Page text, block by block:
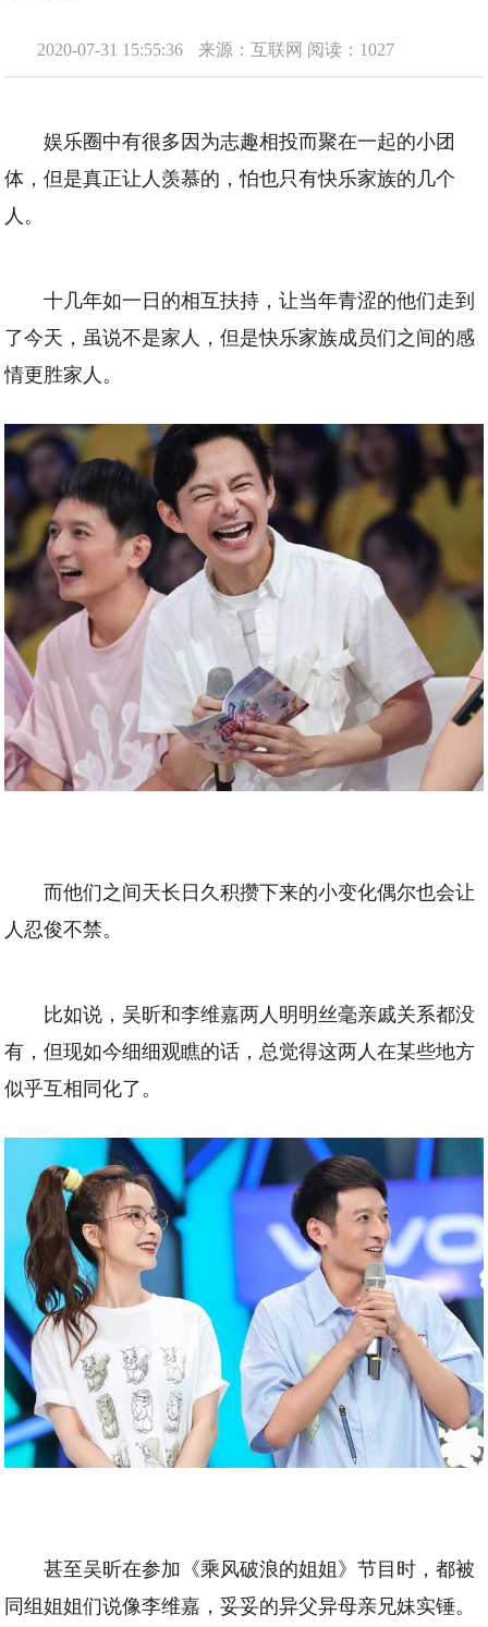
2020-07-31 15:55:36 来源：互联网 阅读：1027
娱乐圈中有很多因为志趣相投而聚在一起的小团
体，但是真正让人羡慕的，怕也只有快乐家族的几个
人。
十几年如一日的相互扶持，让当年青涩的他们走到
了今天，虽说不是家人，但是快乐家族成员们之间的感
情更胜家人。
而他们之间天长日久积攒下来的小变化偶尔也会让
人忍俊不禁。
比如说，吴昕和李维嘉两人明明丝毫亲戚关系都没
有，但现如今细细观瞧的话，总觉得这两人在某些地方
似乎互相同化了。
甚至吴昕在参加《乘风破浪的姐姐》节目时，都被
同组姐姐们说像李维嘉，妥妥的异父异母亲兄妹实锤。